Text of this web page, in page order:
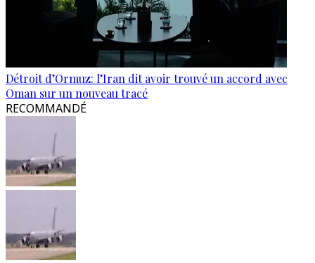
Détroit d’Ormuz: l’Iran dit avoir trouvé un accord avec
Oman sur un nouveau tracé
RECOMMANDÉ